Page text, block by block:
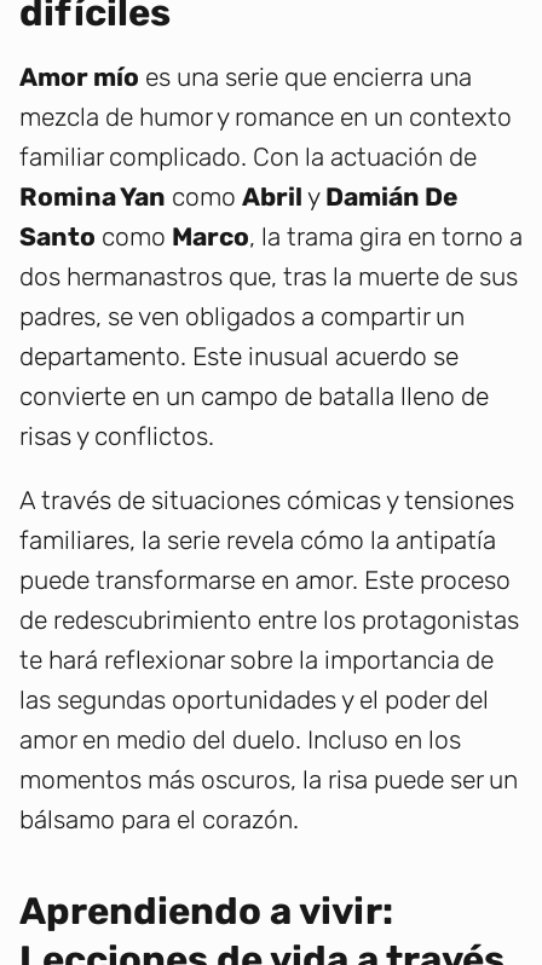
difíciles
Amor mío es una serie que encierra una
mezcla de humor y romance en un contexto
familiar complicado. Con la actuación de
Romina Yan como Abril y Damián De
Santo como Marco, la trama gira en torno a
dos hermanastros que, tras la muerte de sus
padres, se ven obligados a compartir un
departamento. Este inusual acuerdo se
convierte en un campo de batalla lleno de
risas y conflictos.
A través de situaciones cómicas y tensiones
familiares, la serie revela cómo la antipatía
puede transformarse en amor. Este proceso
de redescubrimiento entre los protagonistas
te hará reflexionar sobre la importancia de
las segundas oportunidades y el poder del
amor en medio del duelo. Incluso en los
momentos más oscuros, la risa puede ser un
bálsamo para el corazón.
Aprendiendo a vivir: